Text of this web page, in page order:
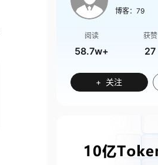
博客： 79
阅读
58.7w+
获赞
27
+ 关注